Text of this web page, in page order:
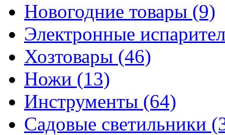
Новогодние товары (9)
Электронные
Хозтовары (46)
Ножи (13)
Инструменты (64)
Садовые светильники